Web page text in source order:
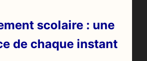
scolaire : une
de chaque instant